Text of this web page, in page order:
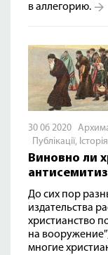
в аллегорию.
30 06 2020
Публікації, Історія
Виновно ли
До сих пор
издательства
христианство
на
многие